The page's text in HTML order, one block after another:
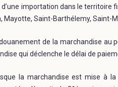
importation dans le territoire
Mayotte, Saint-Barthélemy, Saint-
de la marchandise au
qui déclenche le délai de
la marchandise est mise à